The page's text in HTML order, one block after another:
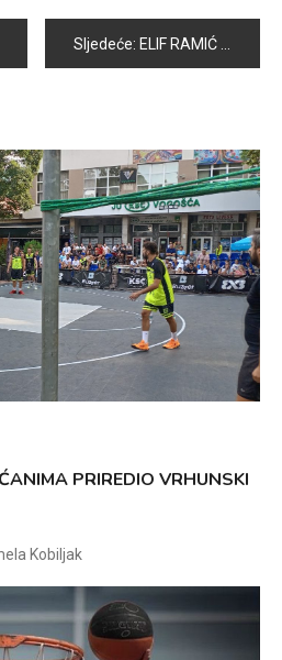
Sljedeće: ELIF RAMIĆ ČLANICA KARATE KLUBA SAMBON OKITILA SE TITULOM DRŽAVNE PRVAKINJE
PRIREDIO VRHUNSKI
Kobiljak